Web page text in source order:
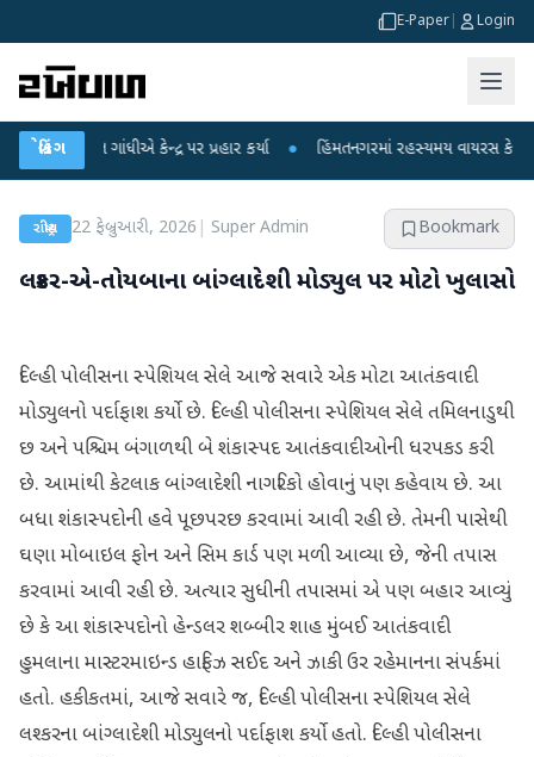
E-Paper Login
બ્રેકિંગ
ગાંધીએ કેન્દ્ર પર પ્રહાર કર્યા ● હિંમતનગરમાં રહસ્યમય વાયરસ કે ચાંદીપુરા? 6
રાષ્ટ્રીય 22 ફેબ્રુઆરી, 2026 Super Admin Bookmark
લશ્કર-એ-તોયબાના બાંગ્લાદેશી મોડ્યુલ પર મોટો ખુલાસો
દિલ્હી પોલીસના સ્પેશિયલ સેલે આજે સવારે એક મોટા આતંકવાદી
મોડ્યુલનો પર્દાફાશ કર્યો છે. દિલ્હી પોલીસના સ્પેશિયલ સેલે તમિલનાડુથી
છ અને પશ્ચિમ બંગાળથી બે શંકાસ્પદ આતંકવાદીઓની ધરપકડ કરી
છે. આમાંથી કેટલાક બાંગ્લાદેશી નાગરિકો હોવાનું પણ કહેવાય છે. આ
બધા શંકાસ્પદોની હવે પૂછપરછ કરવામાં આવી રહી છે. તેમની પાસેથી
ઘણા મોબાઇલ ફોન અને સિમ કાર્ડ પણ મળી આવ્યા છે, જેની તપાસ
કરવામાં આવી રહી છે. અત્યાર સુધીની તપાસમાં એ પણ બહાર આવ્યું
છે કે આ શંકાસ્પદોનો હેન્ડલર શબ્બીર શાહ મુંબઈ આતંકવાદી
હુમલાના માસ્ટરમાઇન્ડ હાફિઝ સઈદ અને ઝાકી ઉર રહેમાનના સંપર્કમાં
હતો. હકીકતમાં, આજે સવારે જ, દિલ્હી પોલીસના સ્પેશિયલ સેલે
લશ્કરના બાંગ્લાદેશી મોડ્યુલનો પર્દાફાશ કર્યો હતો. દિલ્હી પોલીસના